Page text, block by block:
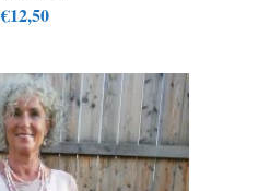
€12,50